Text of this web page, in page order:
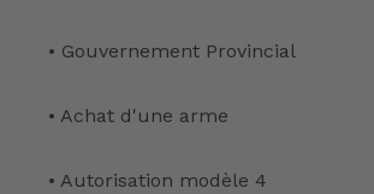
• Gouvernement Provincial
• Achat d'une arme
• Autorisation modèle 4